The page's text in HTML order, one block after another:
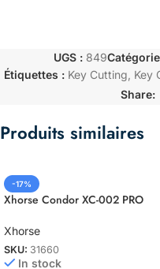
UGS : 849
Étiquettes : Key Cutting Key
Share:
Produits similaires
-17%
Xhorse Condor XC-002 PRO
Xhorse
SKU: 31660
In stock